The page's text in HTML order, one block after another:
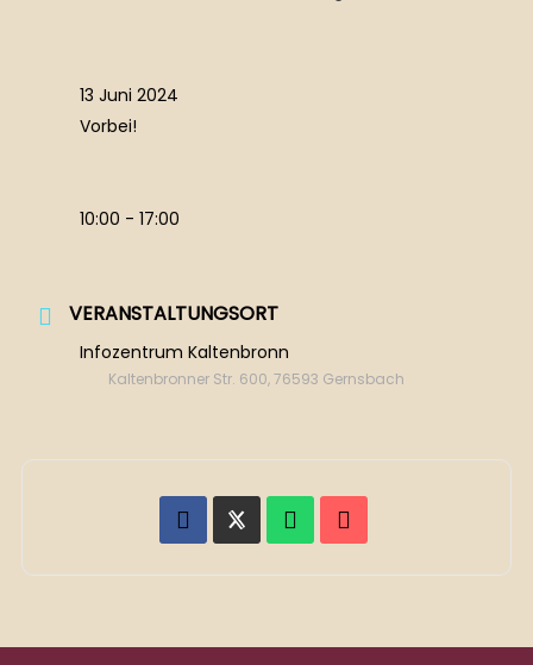
13 Juni 2024
Vorbei!
10:00 - 17:00
VERANSTALTUNGSORT
Infozentrum Kaltenbronn
Kaltenbronner Str. 600, 76593 Gernsbach